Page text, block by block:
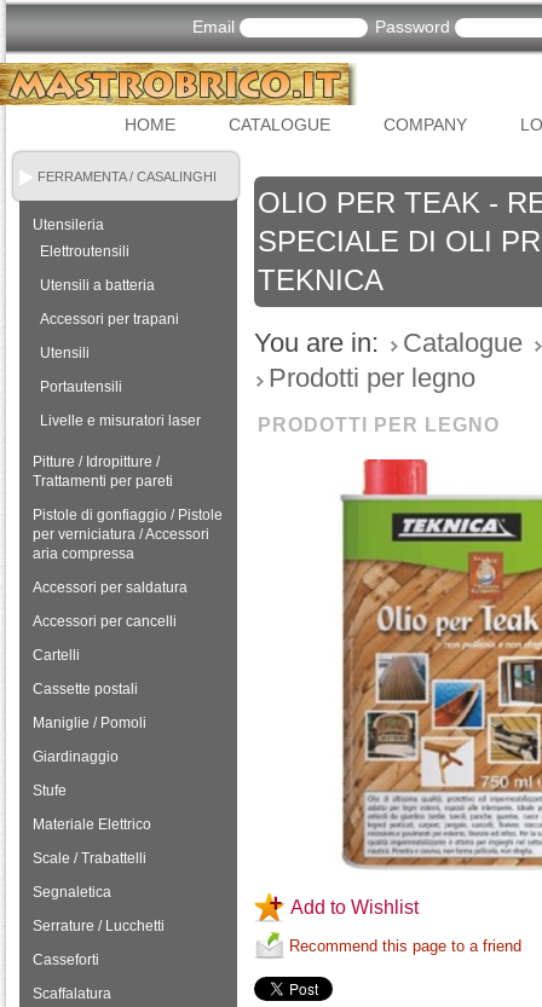
Email Password
HOME CATALOGUE COMPANY
FERRAMENTA / CASALINGHI
Utensileria
Elettroutensili
Utensili a batteria
Accessori per trapani
Utensili
Portautensili
Livelle e misuratori laser
Pitture / Idropitture /
Trattamenti per pareti
Pistole di gonfiaggio / Pistole
per verniciatura / Accessori
aria compressa
Accessori per saldatura
Accessori per cancelli
Cartelli
Cassette postali
Maniglie / Pomoli
Giardinaggio
Stufe
Materiale Elettrico
Scale / Trabattelli
Segnaletica
Serrature / Lucchetti
Casseforti
Scaffalatura
OLIO PER TEAK -
SPECIALE DI OLI
TEKNICA
You are in:
Catalogue
Prodotti per legno
PRODOTTI PER LEGNO
Add to Wishlist
Recommend this page to a friend